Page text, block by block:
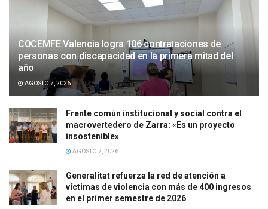
COCEMFE Valencia logra 106 contrataciones de
personas con discapacidad en la primera mitad del
año
AGOSTO 7, 2026
Frente común institucional y social contra el
macrovertedero de Zarra: «Es un proyecto
insostenible»
AGOSTO 7, 2026
Generalitat refuerza la red de atención a
víctimas de violencia con más de 400 ingresos
en el primer semestre de 2026